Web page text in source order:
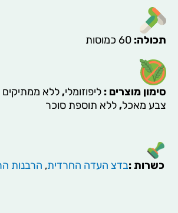
תכולה: 60 כמוסות
סימון מוצרים : ליפוזומלי,ללא ממתיקים
צבע מאכל,ללא תוספת סוכר
כשרות :בדצ העדה החרדית, הרבנות